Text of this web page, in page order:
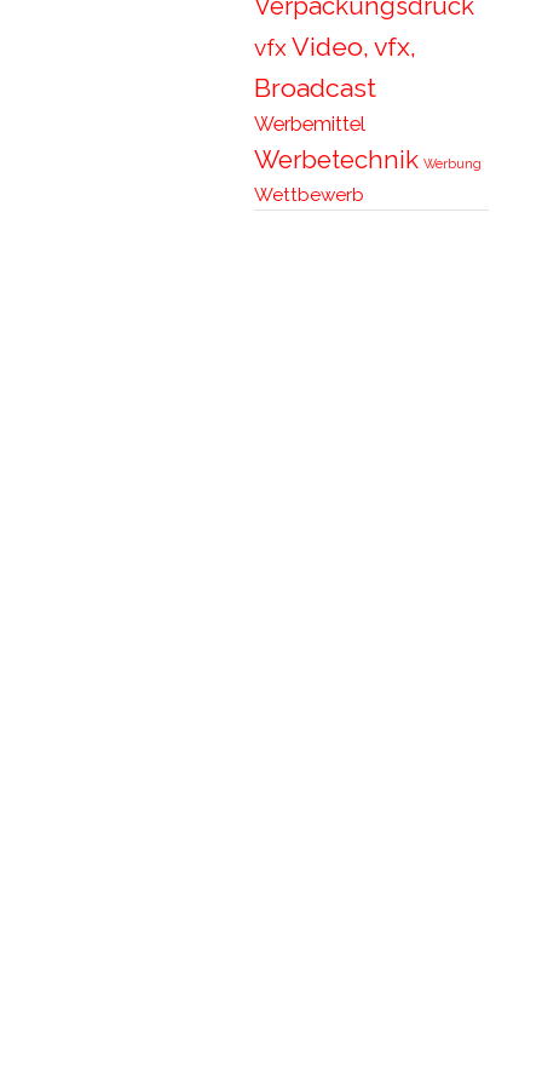
vfxVideo, vfx,
Broadcast
Werbemittel
Werbetechnik Werbung
Wettbewerb